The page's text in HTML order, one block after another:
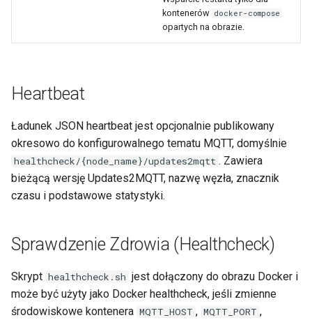
kontenerów docker-compose
opartych na obrazie.
Heartbeat
Ładunek JSON heartbeat jest opcjonalnie publikowany
okresowo do konfigurowalnego tematu MQTT, domyślnie
healthcheck/{node_name}/updates2mqtt . Zawiera
bieżącą wersję Updates2MQTT, nazwę węzła, znacznik
czasu i podstawowe statystyki.
Sprawdzenie Zdrowia (Healthcheck)
Skrypt healthcheck.sh jest dołączony do obrazu Docker i
może być użyty jako Docker healthcheck, jeśli zmienne
środowiskowe kontenera MQTT_HOST , MQTT_PORT ,